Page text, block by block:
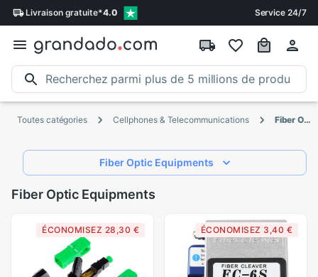
Livraison gratuite*4.0 Service 24/7
Toutes catégories Cellphones & Telecommunications Fiber Optic Equipments
Fiber Optic Equipments
Fiber Optic Equipments
ÉCONOMISEZ 28,30 € ÉCONOMISEZ 3,40 €